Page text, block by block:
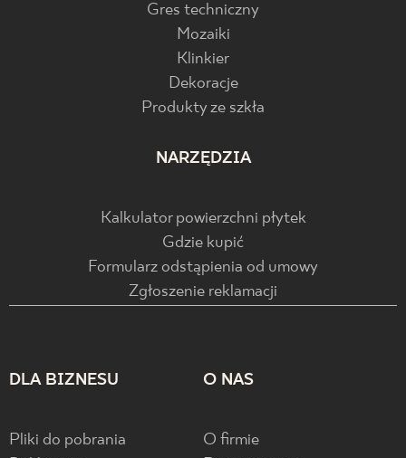
Gres techniczny
Mozaiki
Klinkier
Dekoracje
Produkty ze szkła
NARZĘDZIA
Kalkulator powierzchni płytek
Gdzie kupić
Formularz odstąpienia od umowy
Zgłoszenie reklamacji
DLA BIZNESU
Pliki do pobrania
O NAS
O firmie